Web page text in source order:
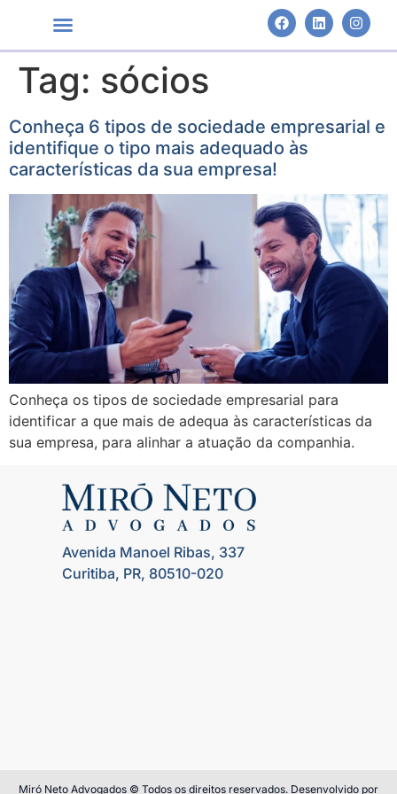
Tag: sócios
Conheça 6 tipos de sociedade empresarial e
identifique o tipo mais adequado às
características da sua empresa!
Conheça os tipos de sociedade empresarial para
identificar a que mais de adequa às características da
sua empresa, para alinhar a atuação da companhia.
Avenida Manoel Ribas, 337
Curitiba, PR, 80510-020
Miró Neto Advogados © Todos os direitos reservados. Desenvolvido por